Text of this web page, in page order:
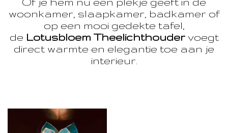
woonkamer, slaapkamer, badkamer of
op een mooi gedekte tafel,
de Lotusbloem Theelichthoudervoegt
direct warmte en elegantie toe aan je
interieur.